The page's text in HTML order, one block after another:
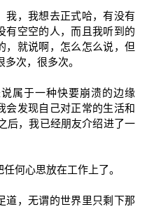
我，我想去正式哈，有没有
有空空的人，而且我听到的
，就说啊，怎么怎么说，但
次，很多次。
属于一种快要崩溃的边缘
会发现自己对正常的生活和
后，我已经朋友介绍进了一
何心思放在工作上了。
道，无谓的世界里只剩下那